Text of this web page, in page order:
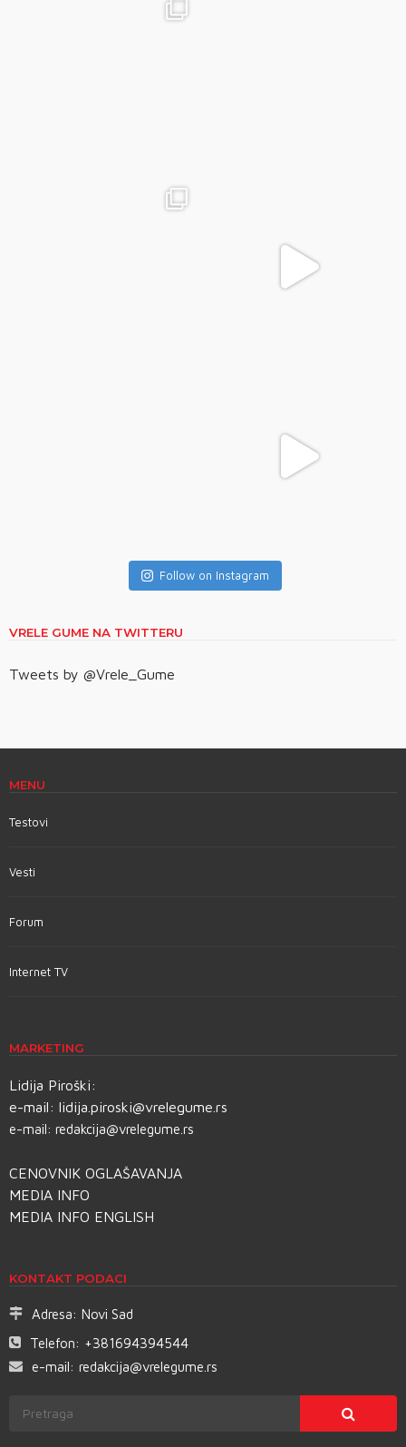
Follow on Instagram
VRELE GUME NA TWITTERU
Tweets by @Vrele_Gume
MENU
Testovi
Vesti
Forum
Internet TV
MARKETING
Lidija Piroški:
e-mail: lidija.piroski@vrelegume.rs
e-mail: redakcija@vrelegume.rs
CENOVNIK OGLAŠAVANJA
MEDIA INFO
MEDIA INFO ENGLISH
KONTAKT PODACI
Adresa: Novi Sad
Telefon: +381694394544
e-mail: redakcija@vrelegume.rs